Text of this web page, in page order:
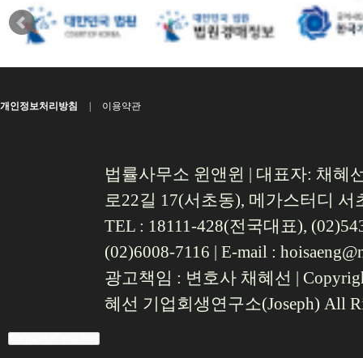
개인정보처리방침 이용약관
법률사무소 윈앤윈 | 대표자: 채혜
로22길 17(서초동), 메가스터디 서
TEL : 18111-428(전국대표),
(02)6008-7116 | E-mail :
광고책임 : 변호사 채혜선
혜선 기업회생연구소(Joseph) All